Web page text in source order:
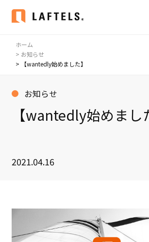
Home
私たちについて
コンサルタント紹介
クライアント事例
ホーム
> お知らせ
> 【wantedly始めました】
お知らせ
【wantedly始めまし
2021.04.16